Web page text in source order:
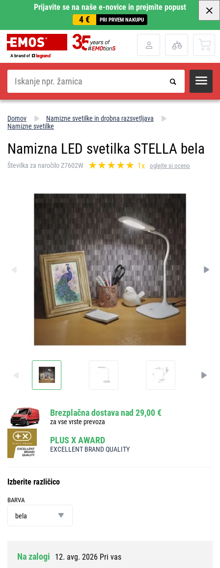
Prijavite se na naše e-novice in prejmite popust
4 € PRI PRVEM NAKUPU
Iskanje
Domov
Namizne svetilke in drobna razsvetljava
Namizne svetilke
Namizna LED svetilka STELLA bela
Številka za naročilo Z7602W 1x oglejte si oceno
Brezplačna dostava nad 29,00 €
za vse vrste prevoza
PLUS X AWARD
EXCELLENT BRAND QUALITY
Izberite različico
BARVA
bela
Na zalogi 12. avg. 2026 Pri vas